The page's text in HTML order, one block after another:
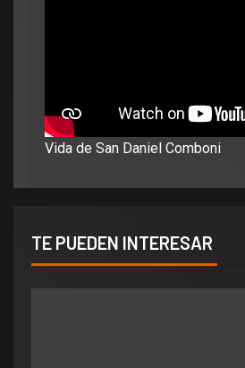
Vida de San Daniel Comboni
TE PUEDEN INTERESAR